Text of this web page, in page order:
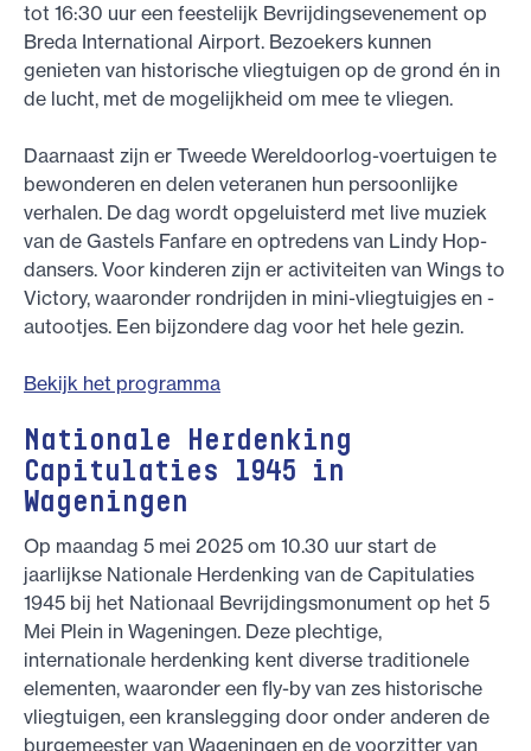
tot 16:30 uur een feestelijk Bevrijdingsevenement op
Breda International Airport. Bezoekers kunnen
genieten van historische vliegtuigen op de grond én in
de lucht, met de mogelijkheid om mee te vliegen.
Daarnaast zijn er Tweede Wereldoorlog-voertuigen te
bewonderen en delen veteranen hun persoonlijke
verhalen. De dag wordt opgeluisterd met live muziek
van de Gastels Fanfare en optredens van Lindy Hop-
dansers. Voor kinderen zijn er activiteiten van Wings to
Victory, waaronder rondrijden in mini-vliegtuigjes en -
autootjes. Een bijzondere dag voor het hele gezin.
Bekijk het programma
Nationale Herdenking
Capitulaties 1945 in
Wageningen
Op maandag 5 mei 2025 om 10.30 uur start de
jaarlijkse Nationale Herdenking van de Capitulaties
1945 bij het Nationaal Bevrijdingsmonument op het 5
Mei Plein in Wageningen. Deze plechtige,
internationale herdenking kent diverse traditionele
elementen, waaronder een fly-by van zes historische
vliegtuigen, een kranslegging door onder anderen de
burgemeester van Wageningen en de voorzitter van